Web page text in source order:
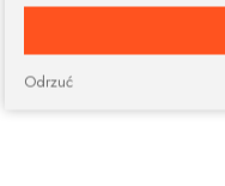
Odrzuć